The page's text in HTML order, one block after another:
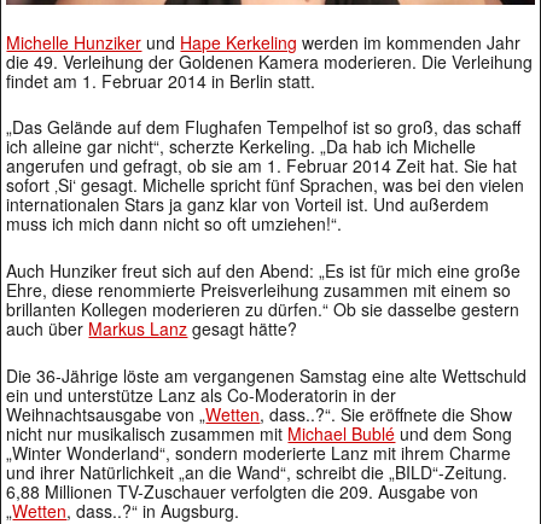
Michelle Hunziker und Hape Kerkeling werden im kommenden Jahr
die 49. Verleihung der Goldenen Kamera moderieren. Die Verleihung
findet am 1. Februar 2014 in Berlin statt.
„Das Gelände auf dem Flughafen Tempelhof ist so groß, das schaff
ich alleine gar nicht“, scherzte Kerkeling. „Da hab ich Michelle
angerufen und gefragt, ob sie am 1. Februar 2014 Zeit hat. Sie hat
sofort ‚Si‘ gesagt. Michelle spricht fünf Sprachen, was bei den vielen
internationalen Stars ja ganz klar von Vorteil ist. Und außerdem
muss ich mich dann nicht so oft umziehen!“.
Auch Hunziker freut sich auf den Abend: „Es ist für mich eine große
Ehre, diese renommierte Preisverleihung zusammen mit einem so
brillanten Kollegen moderieren zu dürfen.“ Ob sie dasselbe gestern
auch über Markus Lanz gesagt hätte?
Die 36-Jährige löste am vergangenen Samstag eine alte Wettschuld
ein und unterstütze Lanz als Co-Moderatorin in der
Weihnachtsausgabe von „Wetten, dass..?“. Sie eröffnete die Show
nicht nur musikalisch zusammen mit Michael Bublé und dem Song
„Winter Wonderland“, sondern moderierte Lanz mit ihrem Charme
und ihrer Natürlichkeit „an die Wand“, schreibt die „BILD“-Zeitung.
6,88 Millionen TV-Zuschauer verfolgten die 209. Ausgabe von
„Wetten, dass..?“ in Augsburg.